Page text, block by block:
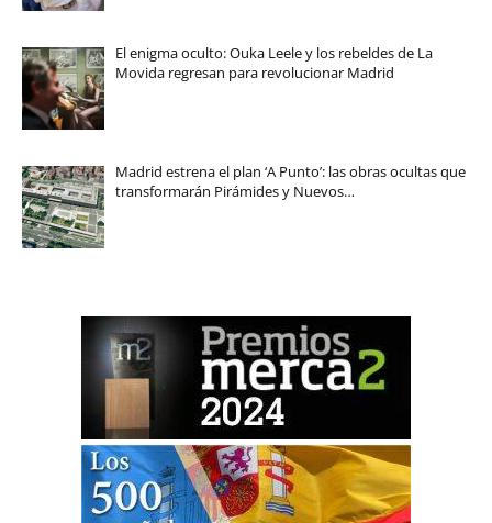
El enigma oculto: Ouka Leele y los rebeldes de La
Movida regresan para revolucionar Madrid
Madrid estrena el plan ‘A Punto’: las obras ocultas que
transformarán Pirámides y Nuevos…